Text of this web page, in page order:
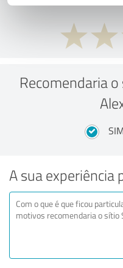
Recomendaria
SIM
A sua experiência